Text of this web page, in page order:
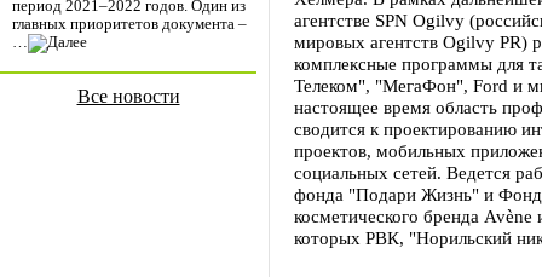
период 2021–2022 годов. Один из
главных приоритетов документа –
…
Все новости
агентстве SPN Ogilvy
мировых агентств Ogilvy PR)
комплексные программы для
Телеком", "МегаФон", Ford и
настоящее время область
сводится к проектированию
проектов, мобильных
социальных сетей. Ведется
фонда "Подари Жизнь" и
косметического бренда
которых РВК, "Норильский